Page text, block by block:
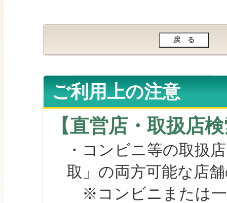
ご利用上の注意
【直営店・取扱店
・コンビニ等の取扱
取」の両方可能な店
※コンビニまたは一